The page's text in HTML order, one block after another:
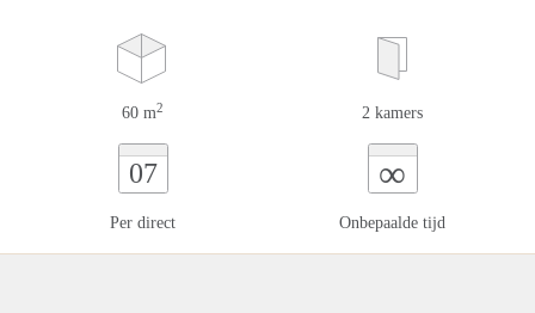
60 m2 2 kamers
07
Per direct
∞
Onbepaalde tijd